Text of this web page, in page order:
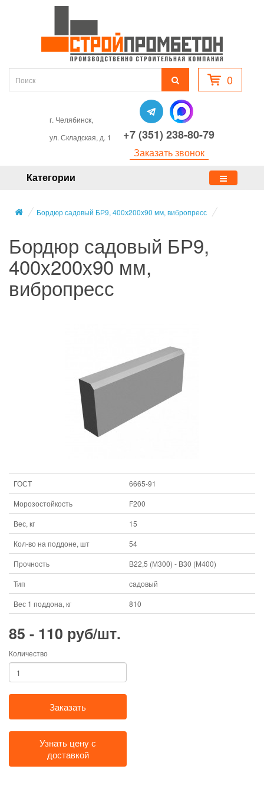
0
г. Челябинск,
ул. Складская, д. 1
+7 (351) 238-80-79
Заказать звонок
Категории
Бордюр садовый БР9, 400х200х90 мм, вибропресс
Бордюр садовый БР9,
400х200х90 мм,
вибропресс
ГОСТ
6665-91
Морозостойкость
F200
Вес, кг
15
Кол-во на поддоне, шт
54
Прочность
B22,5 (М300) - B30 (М400)
Тип
садовый
Вес 1 поддона, кг
810
85 - 110 руб/шт.
Количество
Заказать
Узнать цену с
доставкой